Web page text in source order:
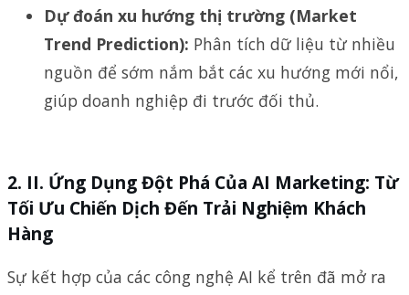
Dự đoán xu hướng thị trường (Market
Trend Prediction): Phân tích dữ liệu từ nhiều
nguồn để sớm nắm bắt các xu hướng mới nổi,
giúp doanh nghiệp đi trước đối thủ.
II. Ứng Dụng Đột Phá Của AI Marketing: Từ
Tối Ưu Chiến Dịch Đến Trải Nghiệm Khách
Hàng
Sự kết hợp của các công nghệ AI kể trên đã mở ra